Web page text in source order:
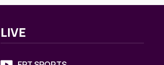
LIVE